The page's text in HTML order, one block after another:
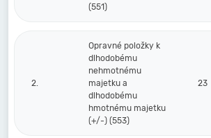
(551)
2.
Opravné položky k
dlhodobému
nehmotnému
majetku a
dlhodobému
hmotnému majetku
(+/-) (553)
23